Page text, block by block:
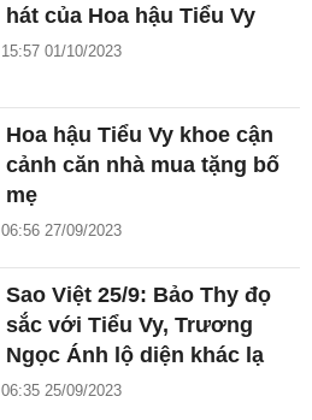
hát của Hoa hậu Tiểu Vy
15:57 01/10/2023
Hoa hậu Tiểu Vy khoe cận
cảnh căn nhà mua tặng bố
mẹ
06:56 27/09/2023
Sao Việt 25/9: Bảo Thy đọ
sắc với Tiểu Vy, Trương
Ngọc Ánh lộ diện khác lạ
06:35 25/09/2023